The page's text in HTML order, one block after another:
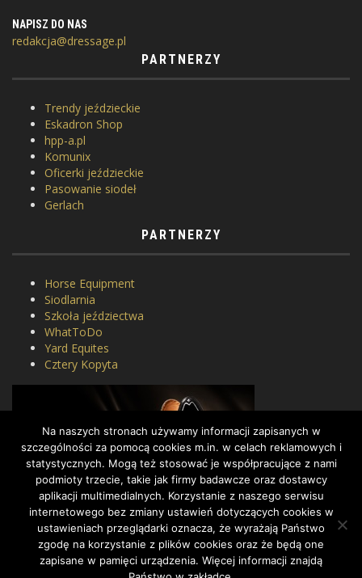
NAPISZ DO NAS
redakcja@dressage.pl
PARTNERZY
Trendy jeździeckie
Eskadron Shop
hpp-a.pl
Komunix
Oficerki jeździeckie
Pasowanie siodeł
Gerlach
PARTNERZY
Horse Equipment
Siodlarnia
Szkoła jeździectwa
WhatToDo
Yard Equites
Cztery Kopyta
Na naszych stronach używamy informacji zapisanych w
szczególności za pomocą cookies m.in. w celach reklamowych i
statystycznych. Mogą też stosować je współpracujące z nami
podmioty trzecie, takie jak firmy badawcze oraz dostawcy
aplikacji multimedialnych. Korzystanie z naszego serwisu
internetowego bez zmiany ustawień dotyczących cookies w
ustawieniach przeglądarki oznacza, że wyrażają Państwo
zgodę na korzystanie z plików cookies oraz że będą one
zapisane w pamięci urządzenia. Więcej informacji znajdą